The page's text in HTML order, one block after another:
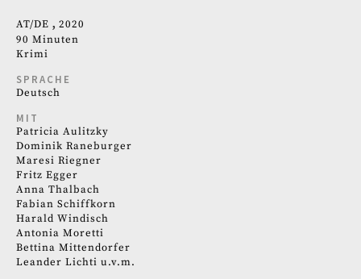
AT DE
2020
90 Minuten
Krimi
SPRACHE
Deutsch
MIT
Patricia Aulitzky
Dominik Raneburger
Maresi Riegner
Fritz Egger
Anna Thalbach
Fabian Schiffkorn
Harald Windisch
Antonia Moretti
Bettina Mittendorfer
Leander Lichti u.v.m.